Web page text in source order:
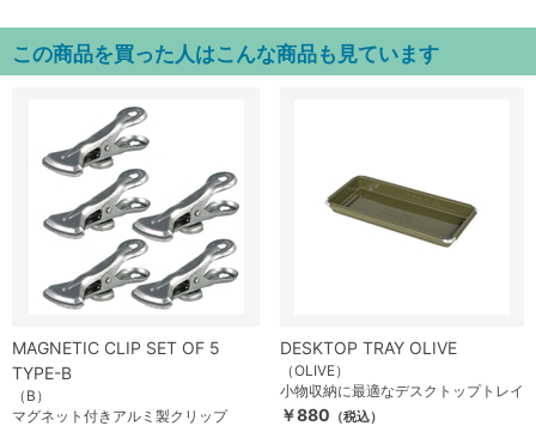
この商品を買った人はこんな商品も見ています
MAGNETIC CLIP SET OF 5
TYPE-B
（B）
マグネット付きアルミ製クリップ
DESKTOP TRAY OLIVE
（OLIVE）
小物収納に最適なデスクトップトレイ
￥880 （税込）